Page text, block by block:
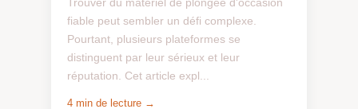
fiable peut sembler un défi complexe.
Pourtant, plusieurs plateformes se
distinguent par leur sérieux et leur
réputation. Cet article expl...
4 min de lecture →